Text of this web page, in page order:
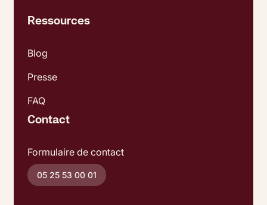
Ressources
Blog
Presse
FAQ
Contact
Formulaire de contact
05 25 53 00 01